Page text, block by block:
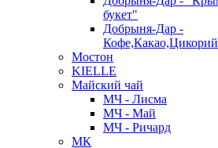
букет"
Добрыня-Дар -
Кофе,Какао,Цикорий
Мостон
KIELLE
Майский чай
МЧ - Лисма
МЧ - Май
МЧ - Ричард
МК